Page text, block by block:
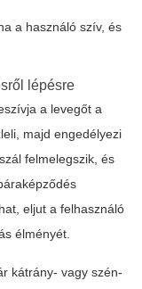
a használó szív, és
lépésre
a levegőt a
majd engedélyezi
felmelegszik, és
eljut a felhasználó
élményét.
kátrány- vagy szén-